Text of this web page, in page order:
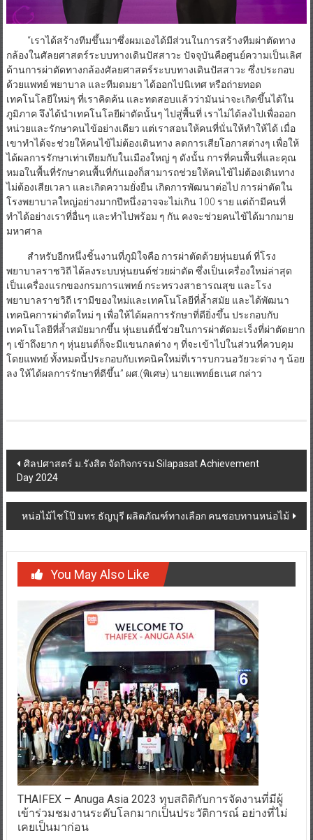
“เราได้สร้างทีมขึ้นมาซึ่งผมเองได้มีส่วนในการสร้างทีมผ่าตัดทาง
กล้องในศัลยศาสตร์ระบบทางเดินปัสสาวะ ปัจจุบันคือศูนย์ความเป็นเลิศ
ด้านการผ่าตัดทางกล้องศัลยศาสตร์ระบบทางเดินปัสสาวะ ซึ่งประกอบ
ด้วยแพทย์ พยาบาล และทีมดมยา ได้ออกไปนิเทศ หรือถ่ายทอด
เทคโนโลยีใหม่ๆ ที่เราคิดค้น และทดสอบแล้วว่ามันน่าจะเกิดขึ้นได้ใน
ภูมิภาค จึงได้นำเทคโนโลยีผ่าตัดนั้นๆ ไปสู่พื้นที่ เราไม่ได้ลงไปเพื่อออก
หน่วยและรักษาคนไข้อย่างเดียว แต่เราสอนให้คนที่นั่นให้ทำให้ได้ เมื่อ
เขาทำได้จะช่วยให้คนไข้ไม่ต้องเดินทาง ลดการเสียโอกาสต่างๆ เพื่อให้
ได้ผลการรักษาเท่าเทียมกับในเมืองใหญ่ ๆ ดังนั้น การที่คนพื้นที่และคุณ
หมอในพื้นที่รักษาคนพื้นที่กันเองก็สามารถช่วยให้คนไข้ไม่ต้องเดินทาง
ไม่ต้องเสียเวลา และเกิดความยั่งยืน เกิดการพัฒนาต่อไป การผ่าตัดใน
โรงพยาบาลใหญ่อย่างมากปีหนึ่งอาจจะไม่เกิน 100 ราย แต่ถ้ามีคนที่
ทำได้อย่างเราที่อื่นๆ และทำไปพร้อม ๆ กัน คงจะช่วยคนไข้ได้มากมาย
มหาศาล
สำหรับอีกหนึ่งชิ้นงานที่ภูมิใจคือ การผ่าตัดด้วยหุ่นยนต์ ที่โรง
พยาบาลราชวิถี ได้ลงระบบหุ่นยนต์ช่วยผ่าตัด ซึ่งเป็นเครื่องใหม่ล่าสุด
เป็นเครื่องแรกของกรมการแพทย์ กระทรวงสาธารณสุข และโรง
พยาบาลราชวิถี เรามีของใหม่และเทคโนโลยีที่ล้ำสมัย และได้พัฒนา
เทคนิคการผ่าตัดใหม่ ๆ เพื่อให้ได้ผลการรักษาที่ดียิ่งขึ้น ประกอบกับ
เทคโนโลยีที่ล้ำสมัยมากขึ้น หุ่นยนต์นี้ช่วยในการผ่าตัดมะเร็งที่ผ่าตัดยาก
ๆ เข้าถึงยาก ๆ หุ่นยนต์ก็จะมีแขนกลต่าง ๆ ที่จะเข้าไปในส่วนที่ควบคุม
โดยแพทย์ ทั้งหมดนี้ประกอบกับเทคนิคใหม่ที่เรารบกวนอวัยวะต่าง ๆ น้อย
ลง ให้ได้ผลการรักษาที่ดีขึ้น” ผศ.(พิเศษ) นายแพทย์ธเนศ กล่าว
Post
navigation
ศิลปศาสตร์ ม.รังสิต จัดกิจกรรม Silapasat Achievement
Day 2024
หน่อไม้ไชโป๊ มทร.ธัญบุรี ผลิตภัณฑ์ทางเลือก คนชอบทานหน่อไม้
You May Also Like
THAIFEX – Anuga Asia 2023 ทุบสถิติกับการจัดงานที่มีผู้
เข้าร่วมชมงานระดับโลกมากเป็นประวัติการณ์ อย่างที่ไม่
เคยเป็นมาก่อน